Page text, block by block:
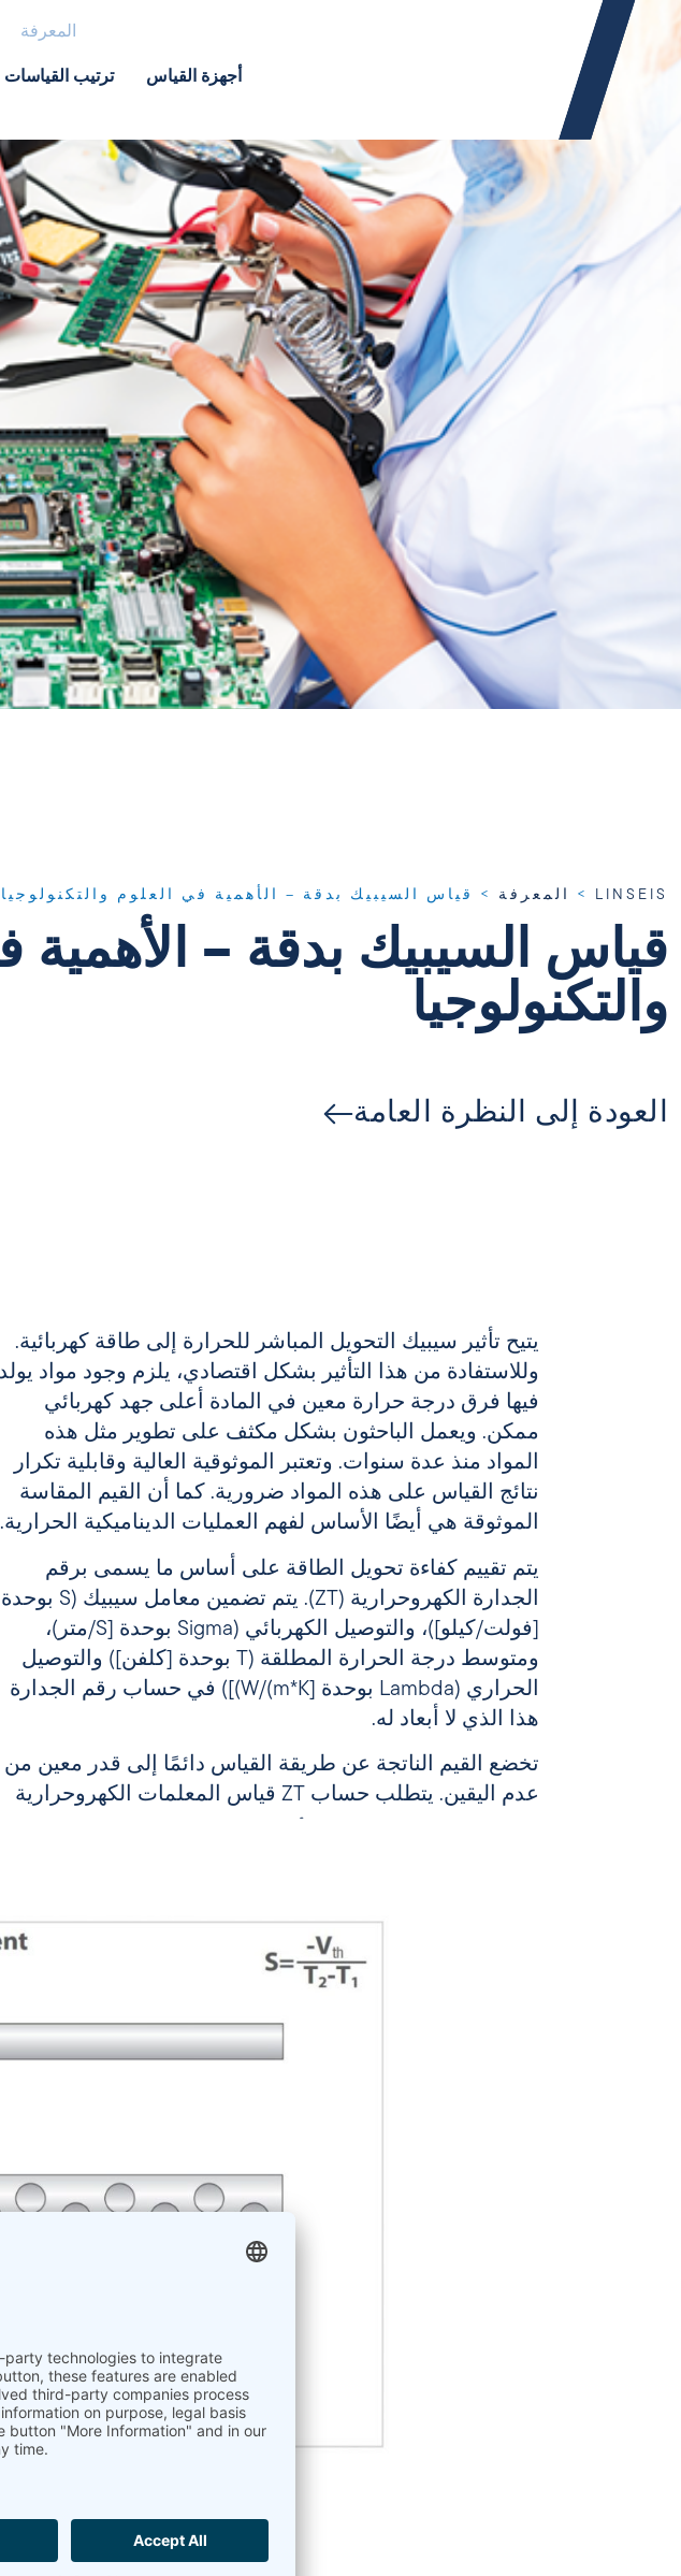
المعرفة
أجهزة القياس ترتيب القياسات
LINSEIS
> المعرفة > قياس السيبيك بدقة – الأهمية في العلوم والتكنولوجيا
قياس السيبيك بدقة – الأهمية
والتكنولوجيا
العودة إلى النظرة العامة
يتيح تأثير سيبيك التحويل المباشر للحرارة إلى طاقة كهربائية.
وللاستفادة من هذا التأثير بشكل اقتصادي، يلزم وجود مواد يولد
فيها فرق درجة حرارة معين في المادة أعلى جهد كهربائي
ممكن. ويعمل الباحثون بشكل مكثف على تطوير مثل هذه
المواد منذ عدة سنوات. وتعتبر الموثوقية العالية وقابلية تكرار
نتائج القياس على هذه المواد ضرورية. كما أن القيم المقاسة
الموثوقة هي أيضًا الأساس لفهم العمليات الديناميكية الحرارية.
يتم تقييم كفاءة تحويل الطاقة على أساس ما يسمى برقم
الجدارة الكهروحرارية (ZT). يتم تضمين معامل سيبيك (S بوحدة
[فولت/كيلو])، والتوصيل الكهربائي (Sigma بوحدة [S/متر)،
ومتوسط درجة الحرارة المطلقة (T بوحدة [كلفن]) والتوصيل
الحراري (Lambda بوحدة [W/(m*K)]) في حساب رقم الجدارة
هذا الذي لا أبعاد له.
تخضع القيم الناتجة عن طريقة القياس دائمًا إلى قدر معين من
عدم اليقين. يتطلب حساب ZT قياس المعلمات الكهروحرارية